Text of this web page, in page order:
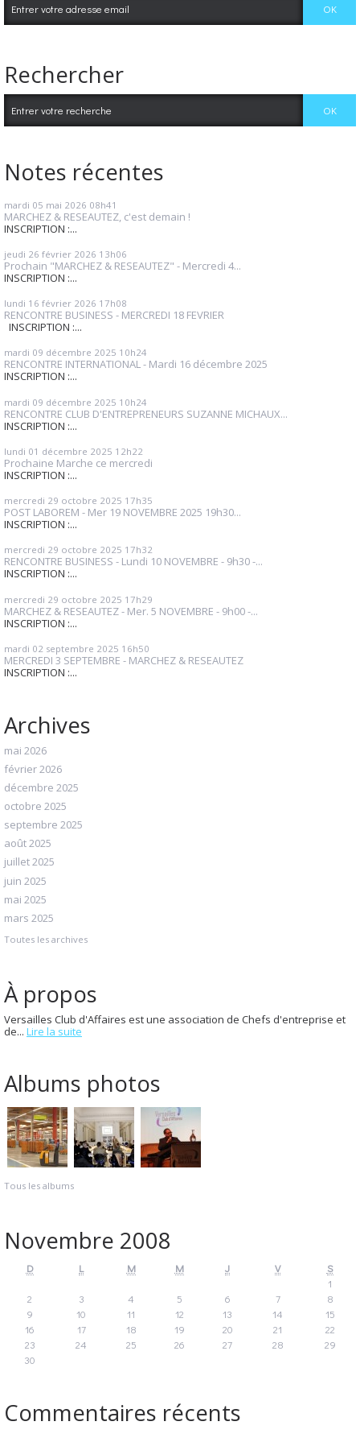
Rechercher
Notes récentes
mardi 05 mai 2026 08h41
MARCHEZ & RESEAUTEZ, c'est demain !
INSCRIPTION :...
jeudi 26 février 2026 13h06
Prochain "MARCHEZ & RESEAUTEZ" - Mercredi 4...
INSCRIPTION :...
lundi 16 février 2026 17h08
RENCONTRE BUSINESS - MERCREDI 18 FEVRIER
INSCRIPTION :...
mardi 09 décembre 2025 10h24
RENCONTRE INTERNATIONAL - Mardi 16 décembre 2025
INSCRIPTION :...
mardi 09 décembre 2025 10h24
RENCONTRE CLUB D'ENTREPRENEURS SUZANNE MICHAUX...
INSCRIPTION :...
lundi 01 décembre 2025 12h22
Prochaine Marche ce mercredi
INSCRIPTION :...
mercredi 29 octobre 2025 17h35
POST LABOREM - Mer 19 NOVEMBRE 2025 19h30...
INSCRIPTION :...
mercredi 29 octobre 2025 17h32
RENCONTRE BUSINESS - Lundi 10 NOVEMBRE - 9h30 -...
INSCRIPTION :...
mercredi 29 octobre 2025 17h29
MARCHEZ & RESEAUTEZ - Mer. 5 NOVEMBRE - 9h00 -...
INSCRIPTION :...
mardi 02 septembre 2025 16h50
MERCREDI 3 SEPTEMBRE - MARCHEZ & RESEAUTEZ
INSCRIPTION :...
Archives
mai 2026
février 2026
décembre 2025
octobre 2025
septembre 2025
août 2025
juillet 2025
juin 2025
mai 2025
mars 2025
Toutes les archives
À propos
Versailles Club d'Affaires est une association de Chefs d'entreprise et
de... Lire la suite
Albums photos
Tous les albums
Novembre 2008
D L M M J V
S
1
2
3 4 5 6 7
8
9
10 11 12 13 14
15
16
17 18 19 20 21
22
23
24 25 26 27 28
29
30
Commentaires récents